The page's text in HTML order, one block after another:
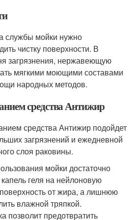
службы мойки нужно
чистку поверхности. В
загрязнения, нержавеющую
мягкими моющими составами
народных методов.
средства Антижир
средства Антижир подойдет
загрязнений и ежедневной
слоя раковины.
мойки достаточно
геля на нейлоновую
от жира, а лишнюю
влажной тряпкой.
позволит предотвратить